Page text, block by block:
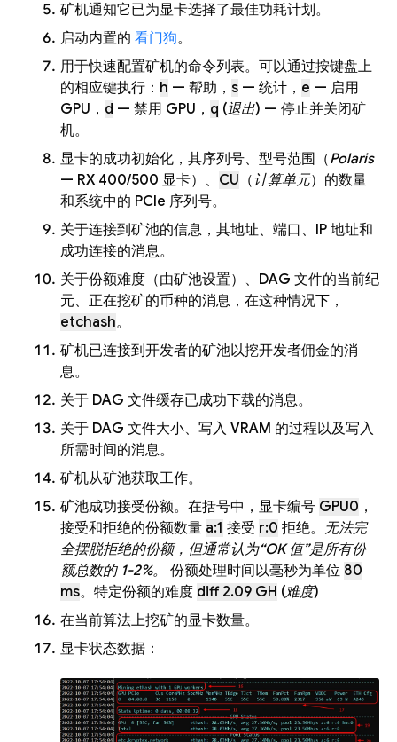
矿机通知它已为显卡选择了最佳功耗计划。
启动内置的 看门狗。
用于快速配置矿机的命令列表。可以通过按键盘上
的相应键执行： h — 帮助， s — 统计， e — 启用
GPU， d — 禁用 GPU， q (退出) — 停止并关闭矿
机。
显卡的成功初始化，其序列号、型号范围（Polaris
— RX 400/500 显卡）、 CU （ 计算单元）的数量
和系统中的 PCIe 序列号。
关于连接到矿池的信息，其地址、端口、IP 地址和
成功连接的消息。
关于份额难度（由矿池设置）、DAG 文件的当前纪
元、正在挖矿的币种的消息，在这种情况下，
etchash。
矿机已连接到开发者的矿池以挖开发者佣金的消
息。
关于 DAG 文件缓存已成功下载的消息。
关于 DAG 文件大小、写入 VRAM 的过程以及写入
所需时间的消息。
矿机从矿池获取工作。
矿池成功接受份额。在括号中，显卡编号 GPU0 ，
接受和拒绝的份额数量 a:1 接受 r:0 拒绝。 无法完
全摆脱拒绝的份额，但通常认为“OK 值”是所有份
额总数的 1-2%。
份额处理时间以毫秒为单位 80
ms。特定份额的难度 diff 2.09 GH (难度)
在当前算法上挖矿的显卡数量。
显卡状态数据：